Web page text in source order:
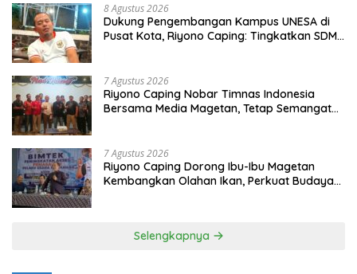
8 Agustus 2026
Dukung Pengembangan Kampus UNESA di
Pusat Kota, Riyono Caping: Tingkatkan SDM
7 Agustus 2026
Riyono Caping Nobar Timnas Indonesia
Bersama Media Magetan, Tetap Semangat
7 Agustus 2026
Riyono Caping Dorong Ibu-Ibu Magetan
Kembangkan Olahan Ikan, Perkuat Budaya
Selengkapnya